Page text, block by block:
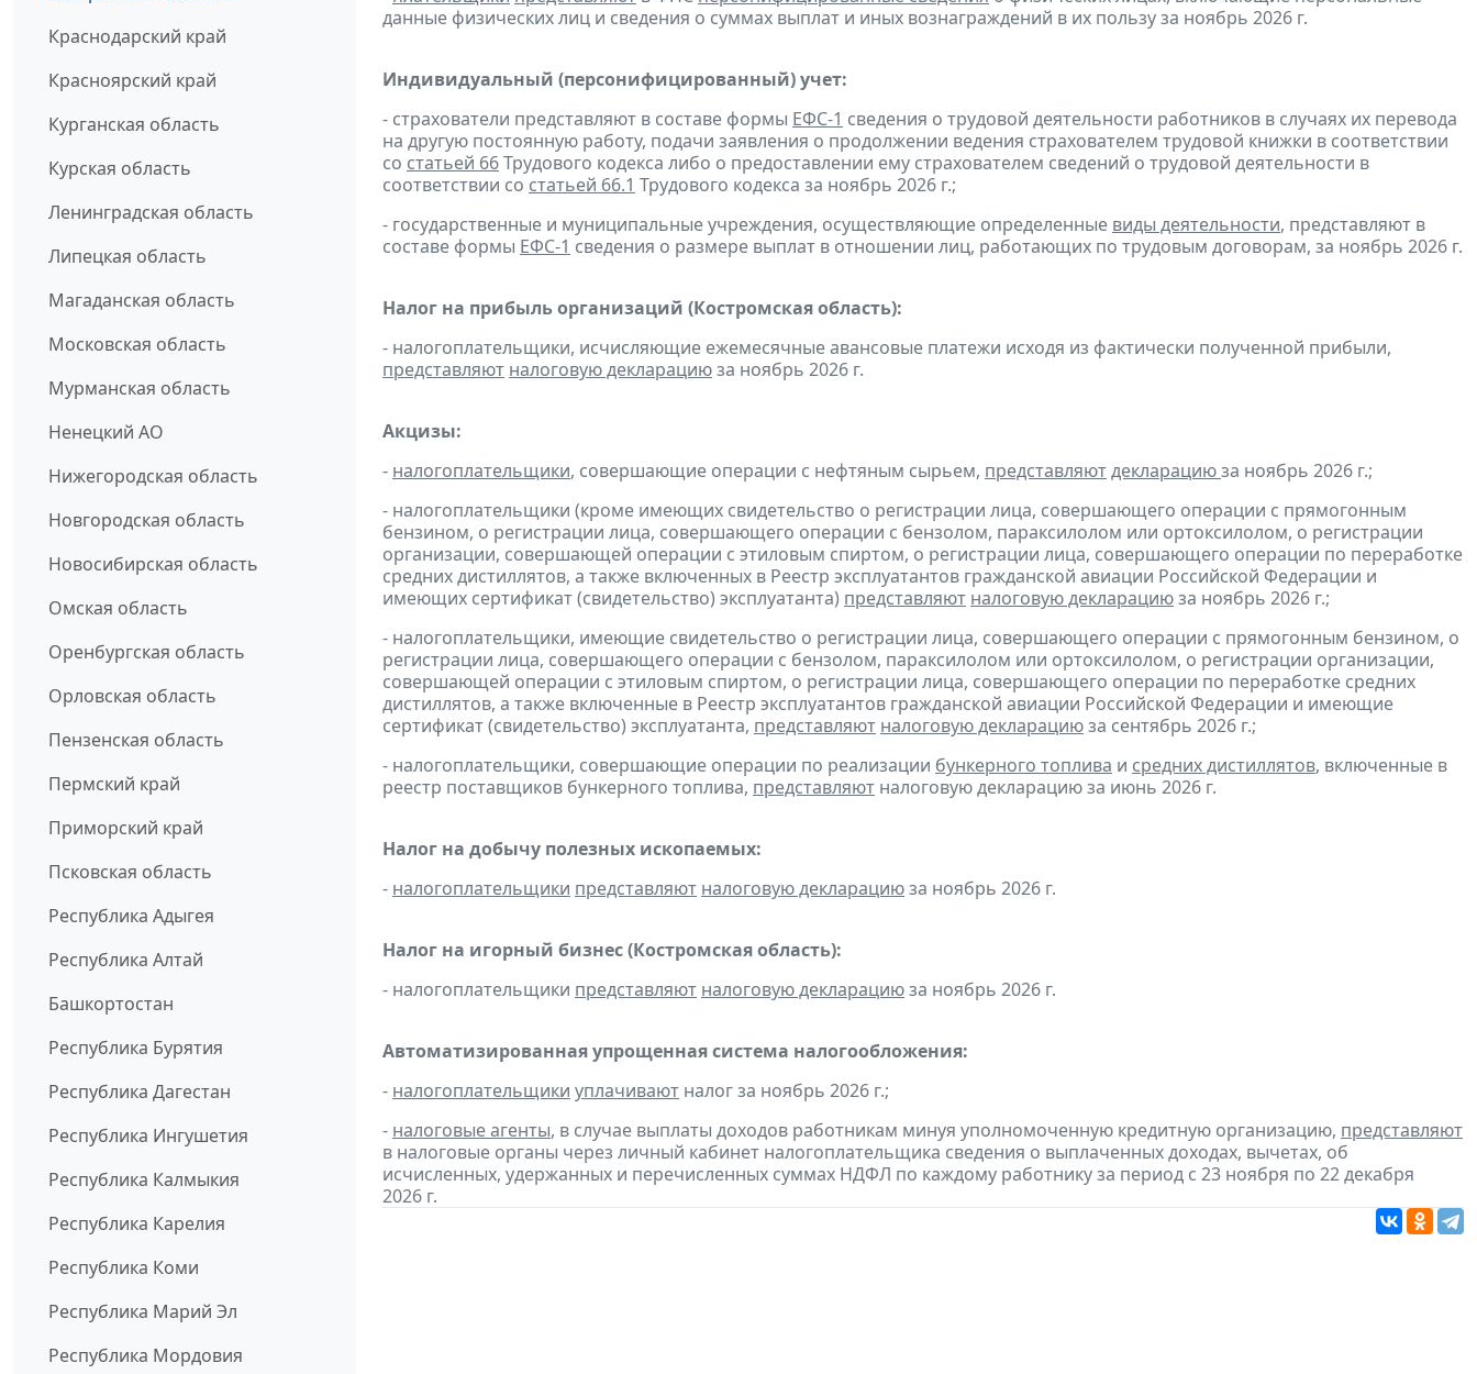
Краснодарский край
Красноярский край
Курганская область
Курская область
Ленинградская область
Липецкая область
Магаданская область
Московская область
Мурманская область
Ненецкий АО
Нижегородская область
Новгородская область
Новосибирская область
Омская область
Оренбургская область
Орловская область
Пензенская область
Пермский край
Приморский край
Псковская область
Республика Адыгея
Республика Алтай
Башкортостан
Республика Бурятия
Республика Дагестан
Республика Ингушетия
Республика Калмыкия
Республика Карелия
Республика Коми
Республика Марий Эл
Республика Мордовия
данные физических лиц и сведения о суммах выплат и иных вознаграждений в их пользу за ноябрь 2026 г.
Индивидуальный (персонифицированный) учет:
- страхователи представляют в составе формы ЕФС-1 сведения о трудовой деятельности работников в случаях их перевода
на другую постоянную работу, подачи заявления о продолжении ведения страхователем трудовой книжки в соответствии
со статьей 66Трудового кодекса либо о предоставлении ему страхователем сведений о трудовой деятельности в
соответствии со статьей 66.1 Трудового кодекса за ноябрь 2026 г.;
- государственные и муниципальные учреждения, осуществляющие определенные виды деятельности, представляют в
составе формы ЕФС-1 сведения о размере выплат в отношении лиц, работающих по трудовым договорам, за ноябрь 2026 г.
Налог на прибыль организаций (Костромская область):
- налогоплательщики, исчисляющие ежемесячные авансовые платежи исходя из фактически полученной прибыли,
представляют налоговую декларациюза ноябрь 2026 г.
Акцизы:
- налогоплательщики, совершающие операции с нефтяным сырьем, представляютдекларациюза ноябрь 2026 г.;
- налогоплательщики (кроме имеющих свидетельство о регистрации лица, совершающего операции с прямогонным
бензином, о регистрации лица, совершающего операции с бензолом, параксилолом или ортоксилолом, о регистрации
организации, совершающей операции с этиловым спиртом, о регистрации лица, совершающего операции по переработке
средних дистиллятов, а также включенных в Реестр эксплуатантов гражданской авиации Российской Федерации и
имеющих сертификат (свидетельство) эксплуатанта) представляют налоговую декларациюза ноябрь 2026 г.;
- налогоплательщики, имеющие свидетельство о регистрации лица, совершающего операции с прямогонным бензином, о
регистрации лица, совершающего операции с бензолом, параксилолом или ортоксилолом, о регистрации организации,
совершающей операции с этиловым спиртом, о регистрации лица, совершающего операции по переработке средних
дистиллятов, а также включенные в Реестр эксплуатантов гражданской авиации Российской Федерации и имеющие
сертификат (свидетельство) эксплуатанта, представляют налоговую декларациюза сентябрь 2026 г.;
- налогоплательщики, совершающие операции по реализации бункерного топлива и средних дистиллятов, включенные в
реестр поставщиков бункерного топлива, представляют налоговую декларацию за июнь 2026 г.
Налог на добычу полезных ископаемых:
- налогоплательщики представляют налоговую декларациюза ноябрь 2026 г.
Налог на игорный бизнес (Костромская область):
- налогоплательщики представляют налоговую декларациюза ноябрь 2026 г.
Автоматизированная упрощенная система налогообложения:
- налогоплательщики уплачивают налог за ноябрь 2026 г.;
- налоговые агенты, в случае выплаты доходов работникам минуя уполномоченную кредитную организацию, представляют
в налоговые органы через личный кабинет налогоплательщика сведения о выплаченных доходах, вычетах, об
исчисленных, удержанных и перечисленных суммах НДФЛ по каждому работнику за период с 23 ноября по 22 декабря
2026 г.